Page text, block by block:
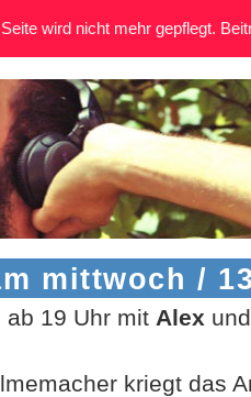
mittwoch /
ab 19 Uhr mit Alex
kriegt das
wird nicht mehr gepflegt.